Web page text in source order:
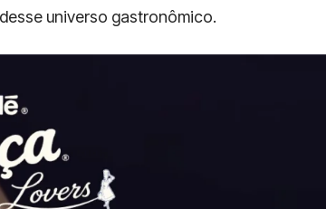
universo gastronômico.